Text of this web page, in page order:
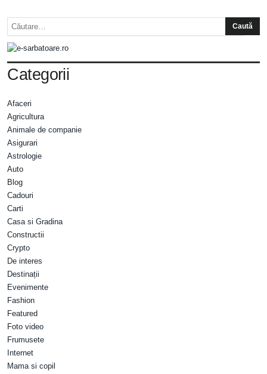
Categorii
Afaceri
Agricultura
Animale de companie
Asigurari
Astrologie
Auto
Blog
Cadouri
Carti
Casa si Gradina
Constructii
Crypto
De interes
Destinații
Evenimente
Fashion
Featured
Foto video
Frumusete
Internet
Mama si copil